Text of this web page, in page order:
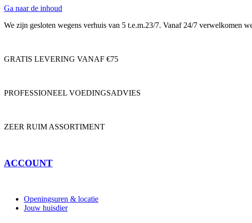
Ga naar de inhoud
We zijn gesloten wegens verhuis van 5 t.e.m.23/7. Vanaf 24/7 verwelkomen
GRATIS LEVERING VANAF €75
PROFESSIONEEL VOEDINGSADVIES
ZEER RUIM ASSORTIMENT
ACCOUNT
Openingsuren & locatie
Jouw huisdier